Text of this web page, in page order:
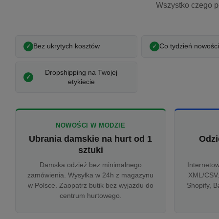
Wszystko czego
Bez ukrytych kosztów Co tydzień nowości
Dropshipping na Twojej
etykiecie
NOWOŚCI W MODZIE
Ubrania damskie na hurt od 1
sztuki
Damska odzież bez minimalnego
zamówienia. Wysyłka w 24h z magazynu
w Polsce. Zaopatrz butik bez wyjazdu do
centrum hurtowego.
XML/
Shopify,